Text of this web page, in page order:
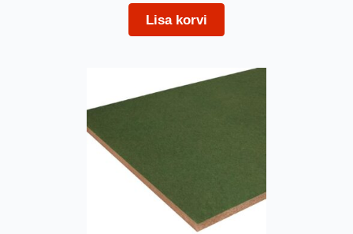
Lisa korvi